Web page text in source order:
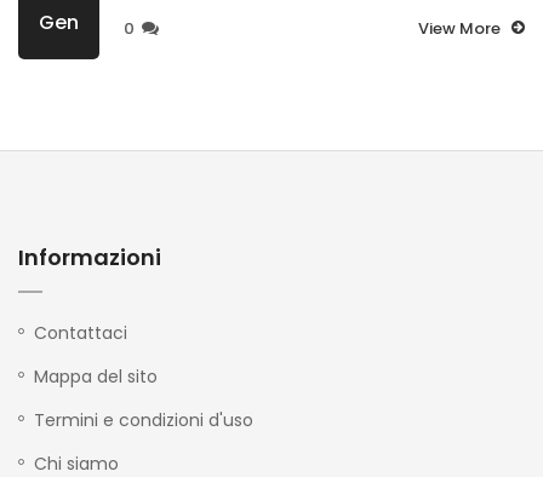
Gen
0
View More
Informazioni
Contattaci
Mappa del sito
Termini e condizioni d'uso
Chi siamo